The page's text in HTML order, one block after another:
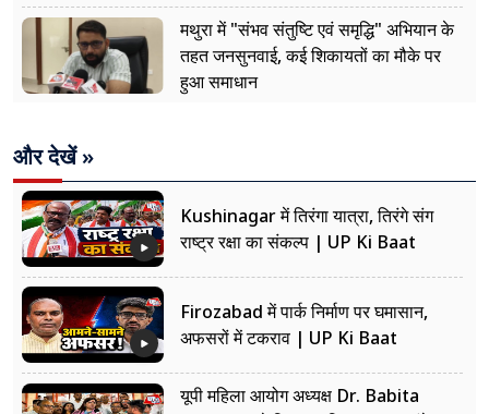
मथुरा में "संभव संतुष्टि एवं समृद्धि" अभियान के
तहत जनसुनवाई, कई शिकायतों का मौके पर
हुआ समाधान
और देखें »
Kushinagar में तिरंगा यात्रा, तिरंगे संग
राष्ट्र रक्षा का संकल्प | UP Ki Baat
Firozabad में पार्क निर्माण पर घमासान,
अफसरों में टकराव | UP Ki Baat
यूपी महिला आयोग अध्यक्ष Dr. Babita